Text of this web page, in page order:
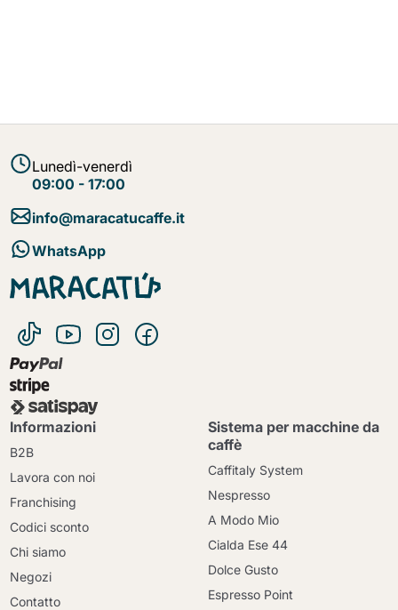
Lunedì-venerdì
09:00 - 17:00
info@maracatucaffe.it
WhatsApp
Informazioni
B2B
Lavora con noi
Franchising
Codici sconto
Chi siamo
Negozi
Contatto
Sistema per macchine da
caffè
Caffitaly System
Nespresso
A Modo Mio
Cialda Ese 44
Dolce Gusto
Espresso Point